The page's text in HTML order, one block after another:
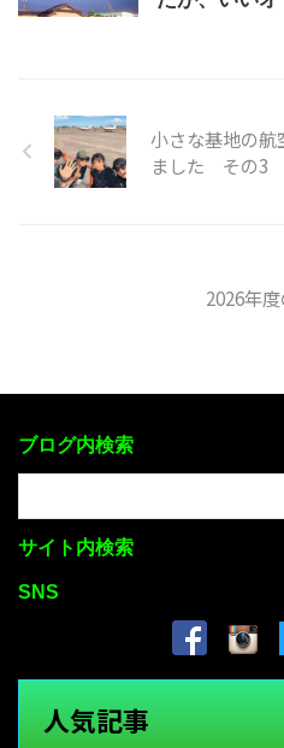
小さな基地の
ました その3
2026年
ブログ内検索
サイト内検索
SNS
人気記事